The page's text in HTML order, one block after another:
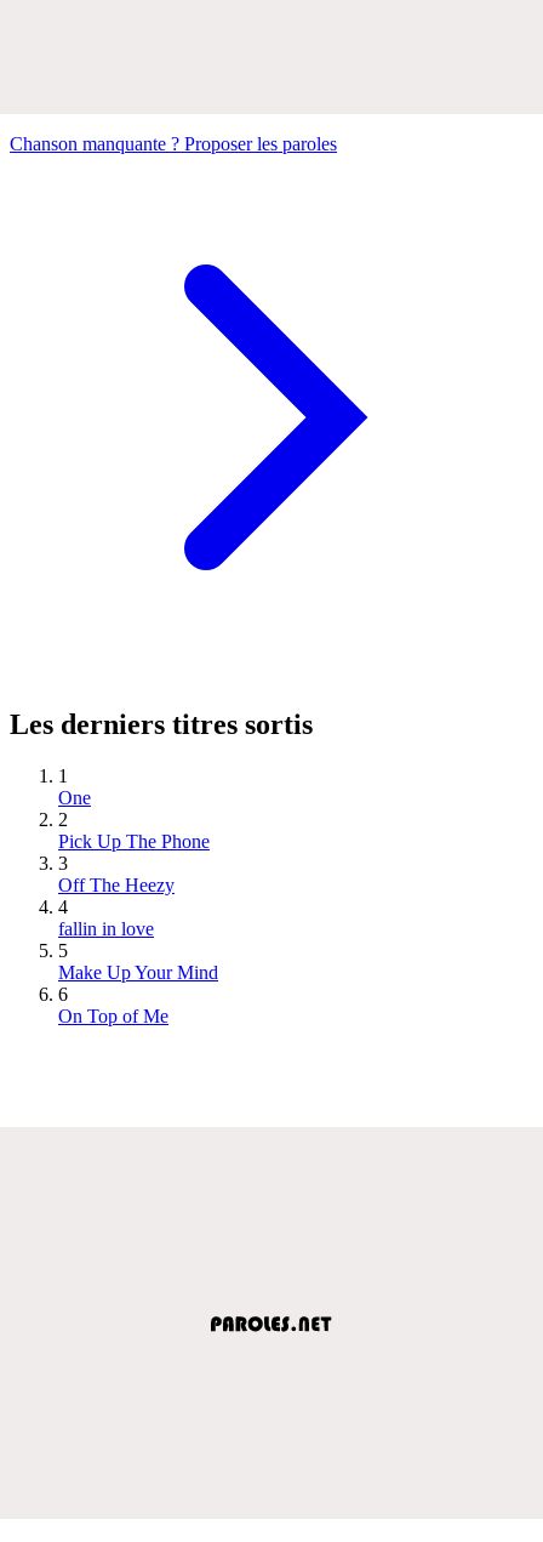
Chanson manquante ? Proposer les paroles
Les derniers titres sortis
1
One
2
Pick Up The Phone
3
Off The Heezy
4
fallin in love
5
Make Up Your Mind
6
On Top of Me